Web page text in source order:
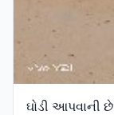
ઘોડી આપવાની